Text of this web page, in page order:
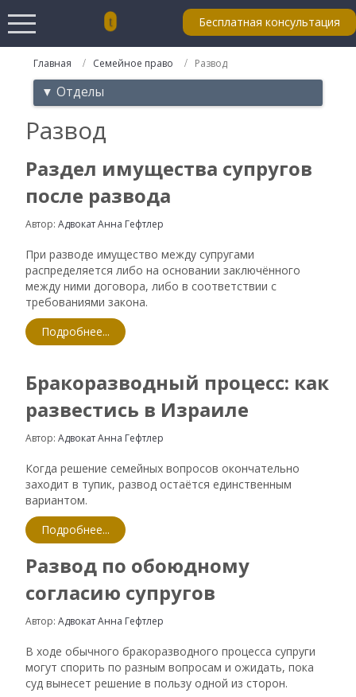
Бесплатная консультация
Главная Семейное право Развод
▼ Отделы
Развод
Раздел имущества супругов
после развода
Автор:Адвокат Анна Гефтлер
При разводе имущество между супругами
распределяется либо на основании заключённого
между ними договора, либо в соответствии с
требованиями закона.
Подробнее...
Бракоразводный процесс: как
развестись в Израиле
Автор:Адвокат Анна Гефтлер
Когда решение семейных вопросов окончательно
заходит в тупик, развод остаётся единственным
вариантом.
Подробнее...
Развод по обоюдному
согласию супругов
Автор:Адвокат Анна Гефтлер
В ходе обычного бракоразводного процесса супруги
могут спорить по разным вопросам и ожидать, пока
суд вынесет решение в пользу одной из сторон.